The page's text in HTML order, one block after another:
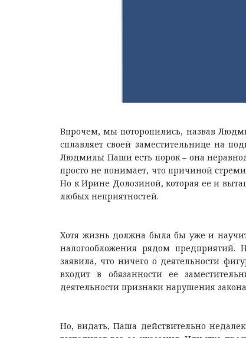
Впрочем, мы поторопились, назвав
сплавляет своей заместительнице на
Людмилы Паши есть порок – она
просто не понимает, что причиной
Но к Ирине Долозиной, которая ее и
любых неприятностей.
Хотя жизнь должна была бы уже и
налогообложения рядом предприятий.
заявила, что ничего о деятельности
входит в обязанности ее
деятельности признаки нарушения
Но, видать, Паша действительно